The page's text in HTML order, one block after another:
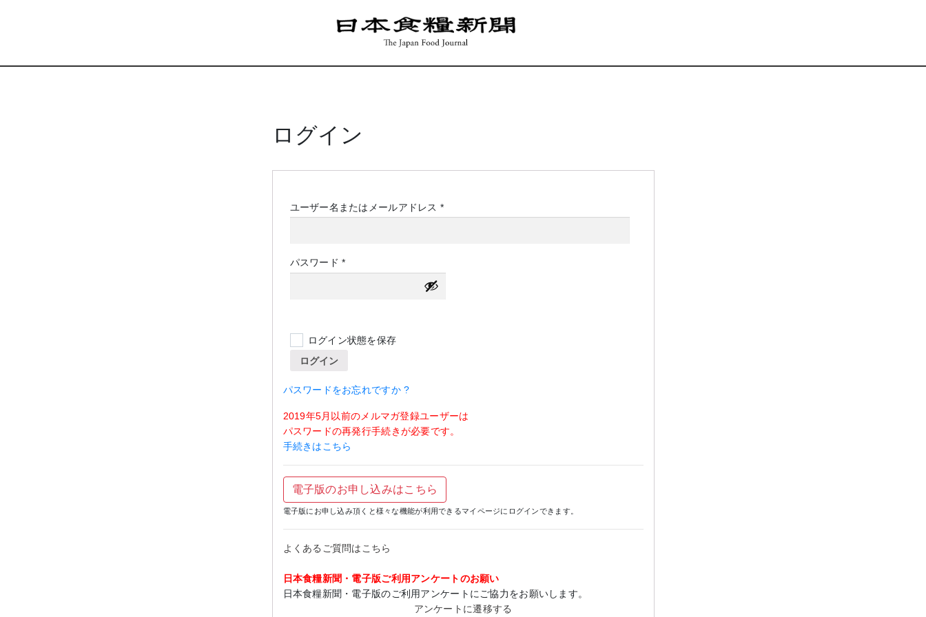
ログイン
ユーザー名またはメールアドレス *必
パスワード*必
須
ログイン状態を保存
ログイン
パスワードをお忘れですか ?
2019年5月以前のメルマガ登録ユーザーは
パスワードの再発行手続きが必要です。
手続きはこちら
電子版のお申し込みはこちら
電子版にお申し込み頂くと様々な機能が利用できるマイページにログインできます。
よくあるご質問はこちら
日本食糧新聞・電子版ご利用アンケートのお願い
日本食糧新聞・電子版のご利用アンケートにご協力をお願いします。
アンケートに遷移する